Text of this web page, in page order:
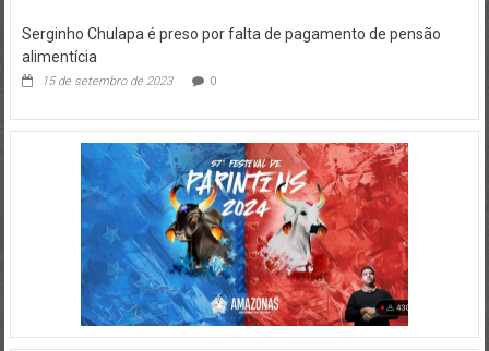
Serginho Chulapa é preso por falta de pagamento de pensão
alimentícia
15 de setembro de 2023 0